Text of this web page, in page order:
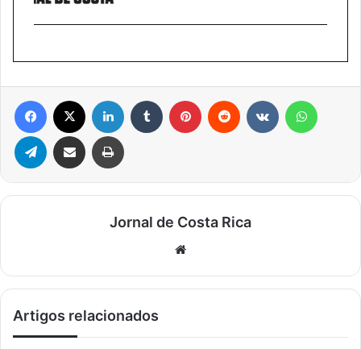
Facebook Linkedin Tumblr Pinterest Reddit
Telegram Compartilhar via e-mail Imprimir
Jornal de Costa Rica
Artigos relacionados